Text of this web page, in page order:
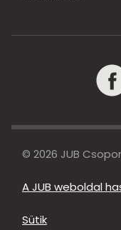
© 2026 JUB
A JUB weboldal
Sütik